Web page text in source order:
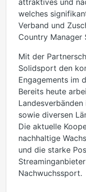
attraktives und
welches
Verband und
Country Manager
Mit der
Solidsport den
Engagements im
Bereits heute
sowie diversen
Die aktuelle
nachhaltige
und die starke
Nachwuchssport.